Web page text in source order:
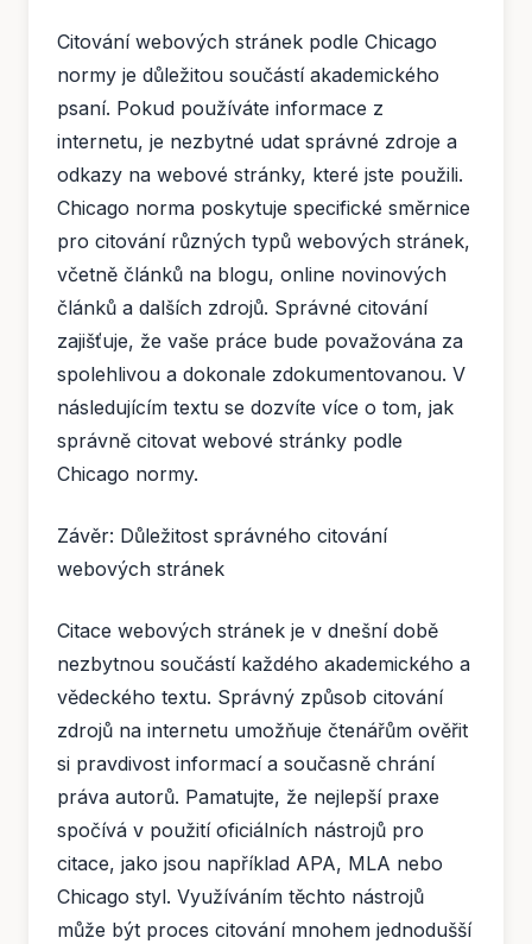
Citování webových stránek podle Chicago
normy je důležitou součástí akademického
psaní. Pokud používáte informace z
internetu, je nezbytné udat správné zdroje a
odkazy na webové stránky, které jste použili.
Chicago norma poskytuje specifické směrnice
pro citování různých typů webových stránek,
včetně článků na blogu, online novinových
článků a dalších zdrojů. Správné citování
zajišťuje, že vaše práce bude považována za
spolehlivou a dokonale zdokumentovanou. V
následujícím textu se dozvíte více o tom, jak
správně citovat webové stránky podle
Chicago normy.
Závěr: Důležitost správného citování
webových stránek
Citace webových stránek je v dnešní době
nezbytnou součástí každého akademického a
vědeckého textu. Správný způsob citování
zdrojů na internetu umožňuje čtenářům ověřit
si pravdivost informací a současně chrání
práva autorů. Pamatujte, že nejlepší praxe
spočívá v použití oficiálních nástrojů pro
citace, jako jsou například APA, MLA nebo
Chicago styl. Využíváním těchto nástrojů
může být proces citování mnohem jednodušší